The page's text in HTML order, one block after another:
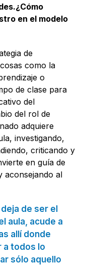
en el modelo
de
como la
o
de clase para
del
del rol de
adquiere
investigando,
criticando y
en guía de
aconsejando al
de ser el
aula, acude a
allí donde
a todos lo
sólo aquello